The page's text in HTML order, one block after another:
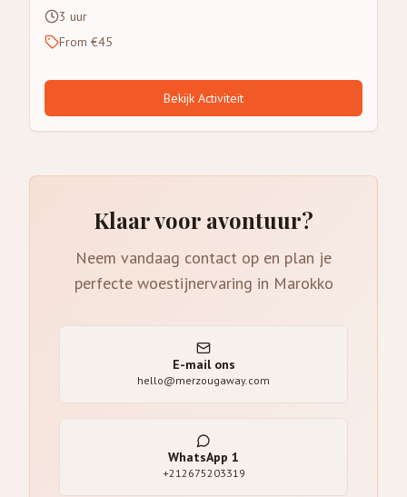
3 uur
From €45
Bekijk Activiteit
Klaar voor avontuur?
Neem vandaag contact op en plan je
perfecte woestijnervaring in Marokko
E-mail ons
hello@merzougaway.com
WhatsApp 1
+212675203319